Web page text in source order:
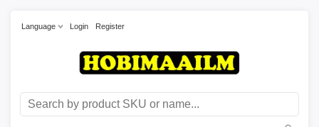
Language Login Register